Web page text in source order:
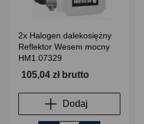
2x Halogen dalekosiężny
Reflektor Wesem mocny
HM1.07329
105,04 zł brutto
Dodaj